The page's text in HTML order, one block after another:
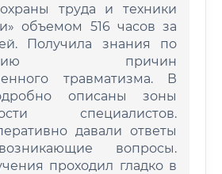
труда и техники
объемом 516 часов за
Получила знания по
причин
травматизма. В
описаны зоны
специалистов.
давали ответы
вопросы.
проходил гладко в